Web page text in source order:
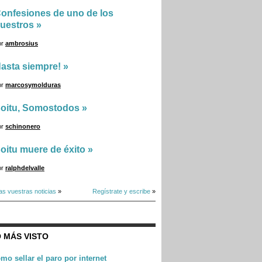
de uno de los
»
ambrosius
siempre! »
marcosymolduras
Somostodos »
schinonero
muere de éxito »
ralphdelvalle
vuestras noticias » Regístrate y escribe »
MÁS VISTO
sellar el paro por internet